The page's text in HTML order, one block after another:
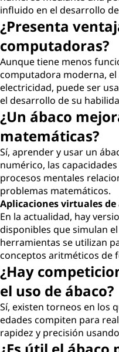
influido en el desarrollo
¿Presenta
computadoras?
Aunque tiene menos
computadora moderna,
electricidad, puede ser
el desarrollo de su
¿Un ábaco
matemáticas?
Sí, aprender y usar un
numérico, las
procesos mentales
problemas matemáticos.
Aplicaciones virtuales de
En la actualidad, hay
disponibles que simulan
herramientas se utilizan
conceptos aritméticos de
¿Hay
el uso de ábaco?
Sí, existen torneos en los
edades compiten para
rapidez y precisión